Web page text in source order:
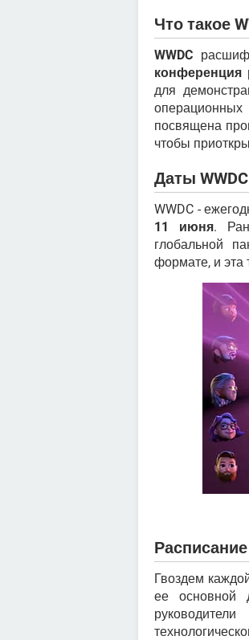
Что такое
WWDC
конференция
для
посвящена
чтобы
Даты WWDC
WWDC -
11 июня.
глобальной
формате, и эта
Расписание
Гвоздем
ее основной